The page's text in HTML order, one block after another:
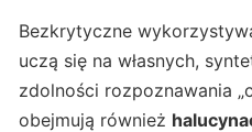
Bezkrytyczne
uczą się na własnych,
zdolności rozpoznawania
obejmują również